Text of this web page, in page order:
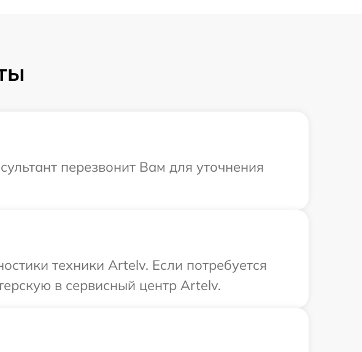
перезвонит Вам для уточнения
техники Artelv. Если потребуется
в сервисный центр Artelv.